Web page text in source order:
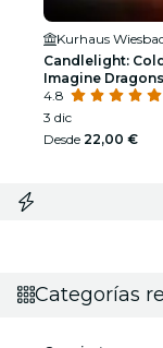
Kurhaus
Candlelight:
Imagine Dragons
4.8
3 dic
Desde 22,00 €
Categorías